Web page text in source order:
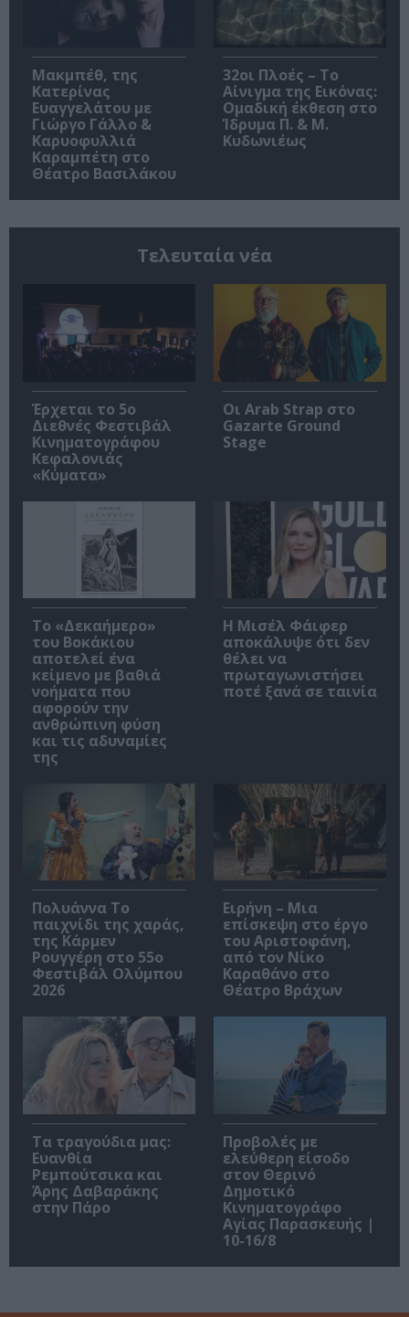
Μακμπέθ, της
Κατερίνας
Ευαγγελάτου με
Γιώργο Γάλλο &
Καρυοφυλλιά
Καραμπέτη στο
Θέατρο Βασιλάκου
32οι Πλοές – Το
Αίνιγμα της Εικόνας:
Ομαδική έκθεση στο
Ίδρυμα Π. & Μ.
Κυδωνιέως
Τελευταία νέα
Έρχεται το 5ο
Διεθνές Φεστιβάλ
Κινηματογράφου
Κεφαλονιάς
«Κύματα»
Οι Arab Strap στο
Gazarte Ground
Stage
Το «Δεκαήμερο»
του Βοκάκιου
αποτελεί ένα
κείμενο με βαθιά
νοήματα που
αφορούν την
ανθρώπινη φύση
και τις αδυναμίες
της
Η Μισέλ Φάιφερ
αποκάλυψε ότι δεν
θέλει να
πρωταγωνιστήσει
ποτέ ξανά σε ταινία
Πολυάννα Το
παιχνίδι της χαράς,
της Κάρμεν
Ρουγγέρη στο 55ο
Φεστιβάλ Ολύμπου
2026
Ειρήνη – Μια
επίσκεψη στο έργο
του Αριστοφάνη,
από τον Νίκο
Καραθάνο στο
Θέατρο Βράχων
Τα τραγούδια μας:
Ευανθία
Ρεμπούτσικα και
Άρης Δαβαράκης
στην Πάρο
Προβολές με
ελεύθερη είσοδο
στον Θερινό
Δημοτικό
Κινηματογράφο
Αγίας Παρασκευής |
10-16/8